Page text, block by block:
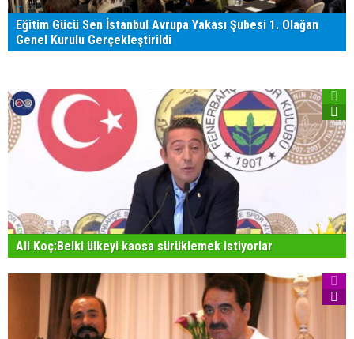
Eğitim Gücü Sen İstanbul Avrupa Yakası Şubesi 1. Olağan
Genel Kurulu Gerçekleştirildi
Ali Koç:Belki ülkeyi kaosa sürüklemek istiyorlar